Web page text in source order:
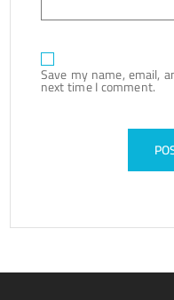
Save my name, email,
next time I comment.